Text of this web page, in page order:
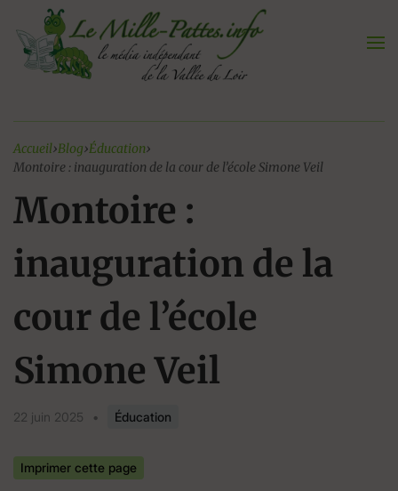
contenu
Accueil›Blog›Éducation›
Montoire : inauguration de la cour de l’école Simone Veil
Montoire :
inauguration de la
cour de l’école
Simone Veil
22 juin 2025 • Éducation
Imprimer cette page